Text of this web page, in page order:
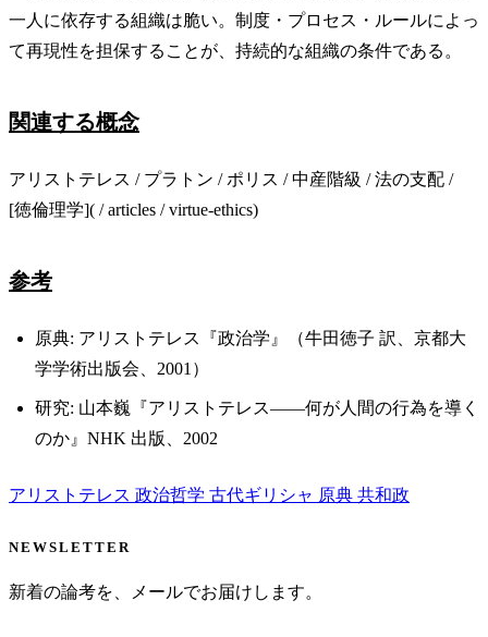
一人に依存する組織は脆い。制度・プロセス・ルールによっ
て再現性を担保することが、持続的な組織の条件である。
関連する概念
アリストテレス / プラトン / ポリス / 中産階級 / 法の支配 /
[徳倫理学]( / articles / virtue-ethics)
参考
原典: アリストテレス『政治学』（牛田徳子 訳、京都大
学学術出版会、2001）
研究: 山本巍『アリストテレス——何が人間の行為を導く
のか』NHK 出版、2002
アリストテレス 政治哲学 古代ギリシャ 原典 共和政
NEWSLETTER
新着の論考を、メールでお届けします。